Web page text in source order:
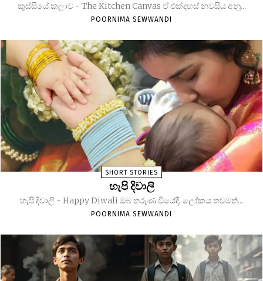
කුස්සියේ කලාව - The Kitchen Canvas ඒ එක්දහස් නවසිය අනූ...
POORNIMA SEWWANDI
SHORT STORIES
හැපි දිවාලි
හැපි දිවාලි - Happy Diwali ඔබ තරුණ වියේදී, ලෝකය තවමත්...
POORNIMA SEWWANDI